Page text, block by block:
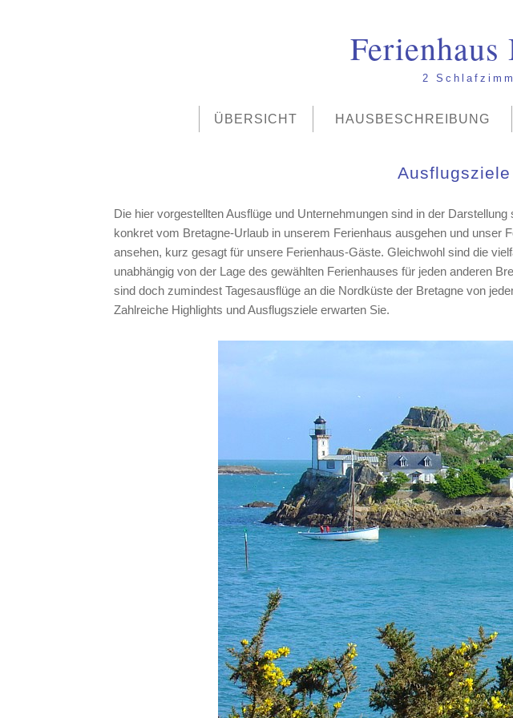
Ferienhaus
2
ÜBERSICHT HAUSBESCHREIBUNG
Die hier vorgestellten Ausflüge und Unternehmungen sind in der
konkret vom Bretagne-Urlaub in unserem Ferienhaus ausgehen und unser
ansehen, kurz gesagt für unsere Ferienhaus-Gäste. Gleichwohl sind die
unabhängig von der Lage des gewählten Ferienhauses für jeden anderen
sind doch zumindest Tagesausflüge an die Nordküste der Bretagne von
Zahlreiche Highlights und Ausflugsziele erwarten Sie.